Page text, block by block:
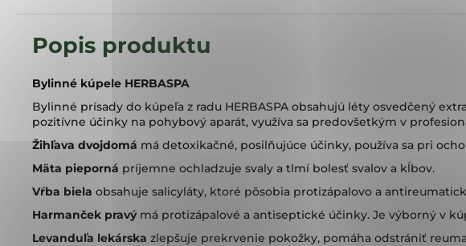
Bylinné kúpele HERBASPA
Bylinné prísady do kúpeľa z radu HERBASPA obsahujú léty osvedčený
pozitívne účinky na pohybový aparát, využíva sa predovšetkým v
Žihľava dvojdomá má detoxikačné, posilňujúce účinky, používa sa pri
Mäta pieporná príjemne ochladzuje svaly a tlmí bolesť svalov a kĺbov.
Vŕba biela obsahuje salicyláty, ktoré pôsobia protizápalovo a
Harmanček pravý má protizápalové a antiseptické účinky. Je výborný v
Levanduľa lekárska zlepšuje prekrvenie pokožky, pomáha odstrániť